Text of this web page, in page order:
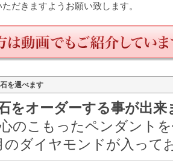
だきますようお願い致します。
を選べます
をオーダーする事が出来
のこもったペンダント
のダイヤモンドが入って